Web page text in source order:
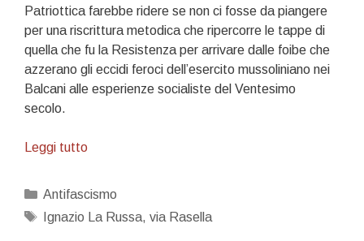
Patriottica farebbe ridere se non ci fosse da piangere
per una riscrittura metodica che ripercorre le tappe di
quella che fu la Resistenza per arrivare dalle foibe che
azzerano gli eccidi feroci dell’esercito mussoliniano nei
Balcani alle esperienze socialiste del Ventesimo
secolo.
Leggi tuttoBande
nazisti,
Categorie
Antifascismo
Tag
Ignazio La Russa, via Rasella